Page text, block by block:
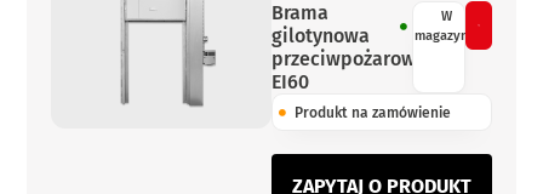
Brama
gilotynowa
przeciwpożarowa
EI60
W
magazynie
Produkt na zamówienie
ZAPYTAJ O PRODUKT